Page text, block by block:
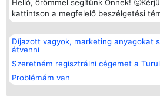
Helló, örömmel segítünk Önnek!
kattintson a megfelelő beszélgetési
Díjazott vagyok, marketing anyagokat
átvenni
Szeretném regisztrálni cégemet a
Problémám van
Rangsorszervező
SC Beautiful Company S.R.L.
Bulevardul Aleea Timișul De
Sus Nr. 2, Bl. A30, Sc. A, Et.
4, Ap. 13
Bukarest 53-238
Adószám 36737675
Népszavazás
Nyertesek
listája
Státusz